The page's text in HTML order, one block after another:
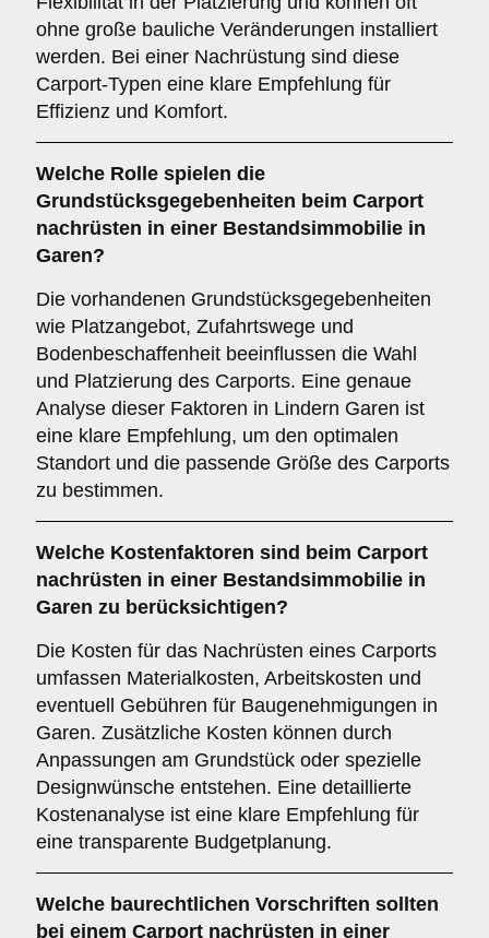
ohne große bauliche Veränderungen installiert
werden. Bei einer Nachrüstung sind diese
Carport-Typen eine klare Empfehlung für
Effizienz und Komfort.
Welche Rolle spielen die
Grundstücksgegebenheiten beim Carport
nachrüsten in einer Bestandsimmobilie in
Garen?
Die vorhandenen Grundstücksgegebenheiten
wie Platzangebot, Zufahrtswege und
Bodenbeschaffenheit beeinflussen die Wahl
und Platzierung des Carports. Eine genaue
Analyse dieser Faktoren in Lindern Garen ist
eine klare Empfehlung, um den optimalen
Standort und die passende Größe des Carports
zu bestimmen.
Welche Kostenfaktoren sind beim Carport
nachrüsten in einer Bestandsimmobilie in
Garen zu berücksichtigen?
Die Kosten für das Nachrüsten eines Carports
umfassen Materialkosten, Arbeitskosten und
eventuell Gebühren für Baugenehmigungen in
Garen. Zusätzliche Kosten können durch
Anpassungen am Grundstück oder spezielle
Designwünsche entstehen. Eine detaillierte
Kostenanalyse ist eine klare Empfehlung für
eine transparente Budgetplanung.
Welche baurechtlichen Vorschriften sollten
bei einem Carport nachrüsten in einer